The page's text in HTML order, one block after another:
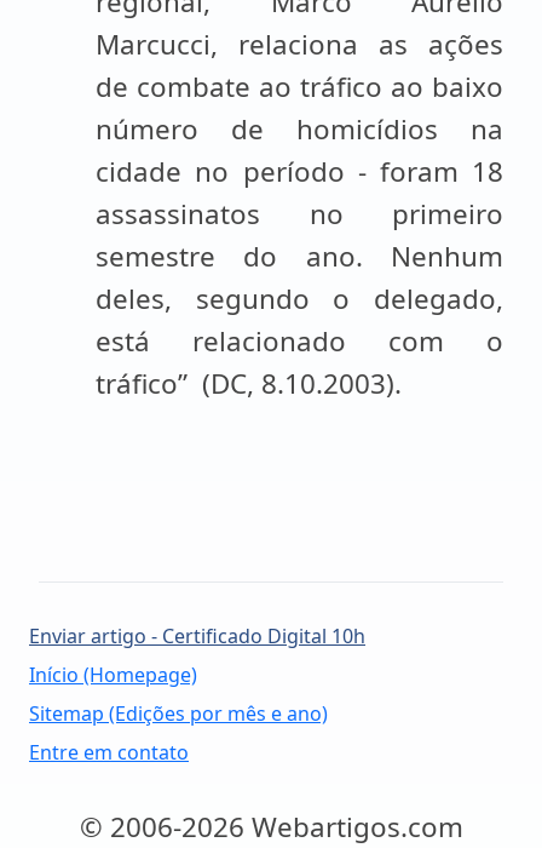
Marcucci, relaciona as ações
de combate ao tráfico ao baixo
número de homicídios na
cidade no período - foram 18
assassinatos no primeiro
semestre do ano. Nenhum
deles, segundo o delegado,
está relacionado com o
tráfico” (DC, 8.10.2003).
Enviar artigo - Certificado Digital 10h
Início (Homepage)
Sitemap (Edições por mês e ano)
Entre em contato
© 2006-2026 Webartigos.com